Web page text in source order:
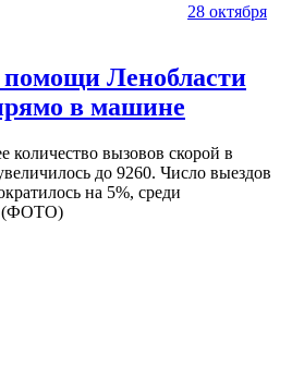
28 октября
Ленобласти
в машине
вызовов скорой в
до 9260. Число выездов
на 5%, среди
(ФОТО)